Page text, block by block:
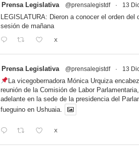
Prensa Legislativa @prensalegistdf · 13
LEGISLATURA: Dieron a conocer el orden del
sesión de mañana
X
Prensa Legislativa @prensalegistdf · 13
La vicegobernadora Mónica Urquiza
reunión de la Comisión de Labor
adelante en la sede de la presidencia del
fueguino en Ushuaia.
X